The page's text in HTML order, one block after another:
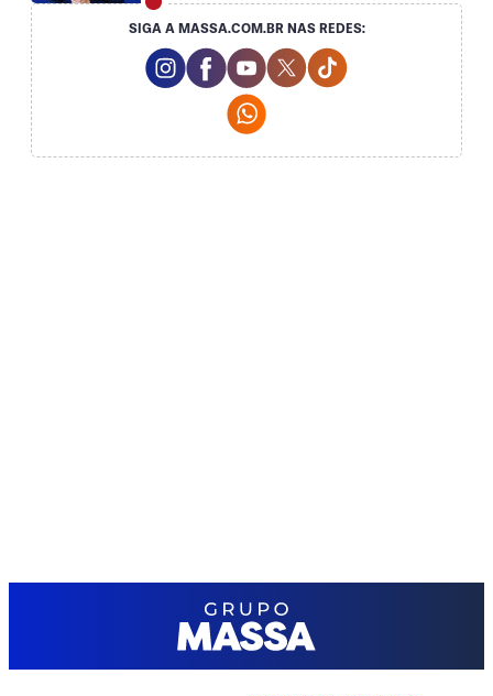
SIGA A MASSA.COM.BR NAS REDES:
Instagram Social Media
Facebook Social Media
Youtube Social Media
Twitter Social Media
Tiktok Social
Whatsapp Social Media